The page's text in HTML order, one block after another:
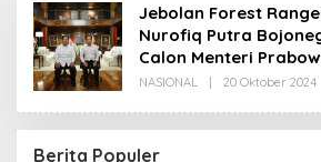
Jebolan Forest
Nurofiq Putra
Calon Menteri
NASIONAL 20 Oktober 2024
Berita Populer